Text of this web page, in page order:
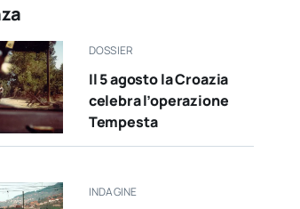
DOSSIER
Il 5 agosto la Croazia
celebra l’operazione
Tempesta
INDAGINE